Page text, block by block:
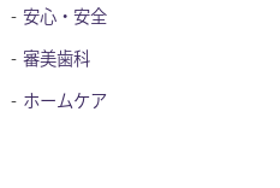
安心・安全
審美歯科
ホームケア